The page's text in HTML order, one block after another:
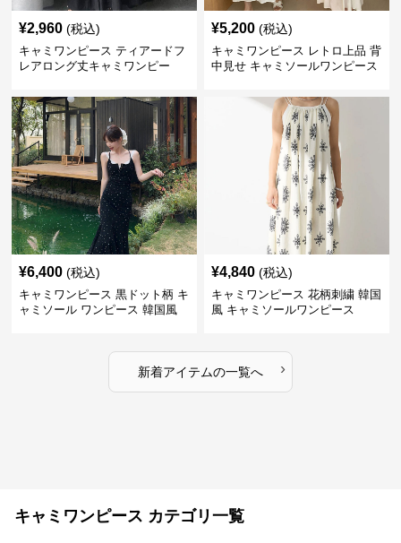
¥2,960 (税込)
キャミワンピース ティアードフ
レアロング丈キャミワンピー
¥5,200 (税込)
キャミワンピース レトロ上品 背
中見せ キャミソールワンピース
¥6,400 (税込)
キャミワンピース 黒ドット柄 キ
ャミソール ワンピース 韓国風
¥4,840 (税込)
キャミワンピース 花柄刺繍 韓国
風 キャミソールワンピース
新着アイテムの一覧へ ›
キャミワンピース カテゴリ一覧